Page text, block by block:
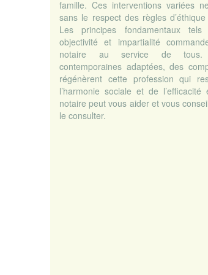
famille. Ces interventions variées
sans le respect des règles
Les principes fondamentaux
objectivité et impartialité
notaire au service de tous.
contemporaines adaptées, des
régénèrent cette profession qui
l’harmonie sociale et de l’efficacité
notaire peut vous aider et vous
le consulter.